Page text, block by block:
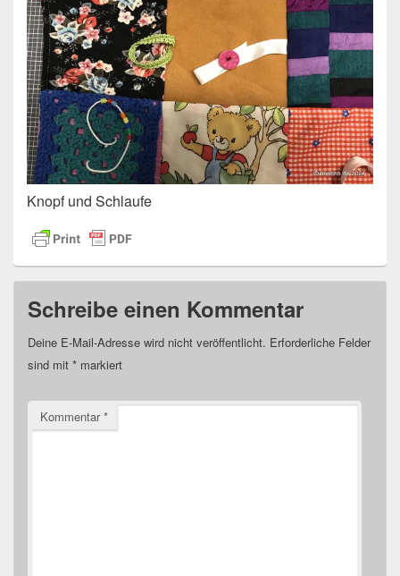
Knopf und Schlaufe
Schreibe einen Kommentar
Deine E-Mail-Adresse wird nicht veröffentlicht. Erforderliche Felder
sind mit * markiert
Kommentar*